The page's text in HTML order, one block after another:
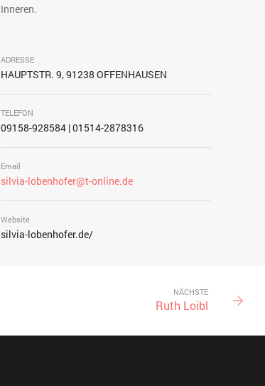
Inneren.
ADRESSE
HAUPTSTR. 9, 91238 OFFENHAUSEN
TELEFON
09158-928584 | 01514-2878316
Email
silvia-lobenhofer@t-online.de
Website
silvia-lobenhofer.de/
NÄCHSTE
Ruth Loibl